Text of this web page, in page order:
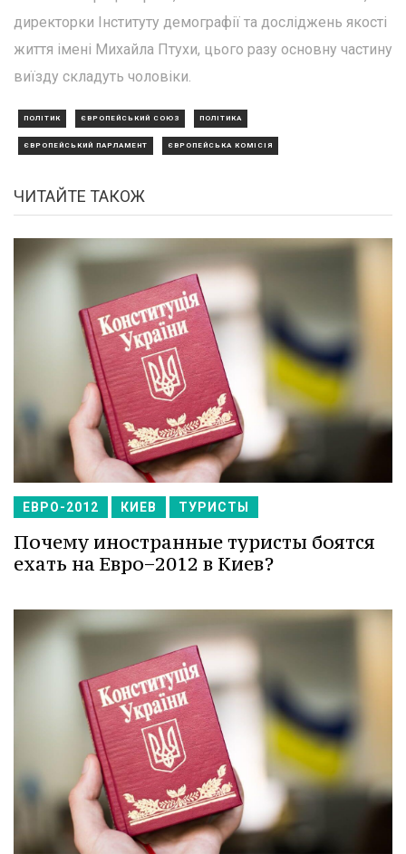
директорки Інституту демографії та досліджень якості
життя імені Михайла Птухи, цього разу основну частину
виїзду складуть чоловіки.
ПОЛІТИК ЄВРОПЕЙСЬКИЙ СОЮЗ ПОЛІТИКА
ЄВРОПЕЙСЬКИЙ ПАРЛАМЕНТ ЄВРОПЕЙСЬКА КОМІСІЯ
ЧИТАЙТЕ ТАКОЖ
ЕВРО-2012 КИЕВ ТУРИСТЫ
Почему иностранные туристы боятся
ехать на Евро−2012 в Киев?